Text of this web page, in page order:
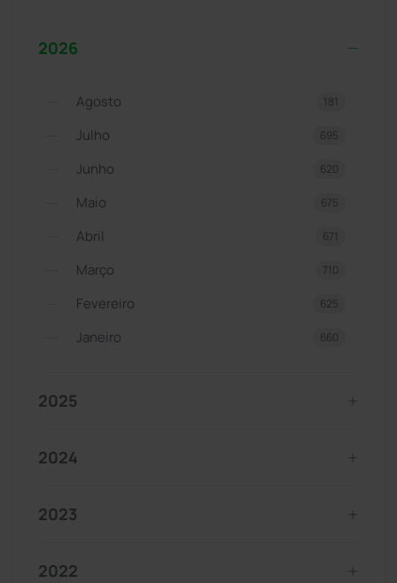
2026
Agosto 181
Julho 695
Junho 620
Maio 675
Abril 671
Março 710
Fevereiro 625
Janeiro 660
2025
2024
2023
2022